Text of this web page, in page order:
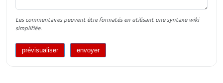
Les commentaires peuvent être formatés en utilisant une syntaxe wiki
simplifiée.